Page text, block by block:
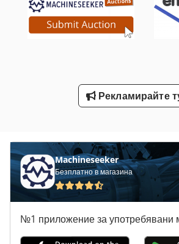
Сушилни Машини
Сушилня Се Замразява
Усъвършенстване На Машини
Шиене На Обувки Машина За
Рекламирайте
Machineseeker
Безплатно в магазина
№1 приложение за употребявани